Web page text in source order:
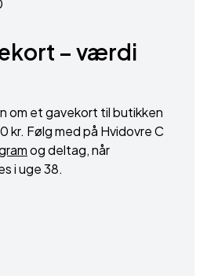
– værdi
om et gavekort til butikken
kr. Følg med på Hvidovre C
og deltag, når
i uge 38.